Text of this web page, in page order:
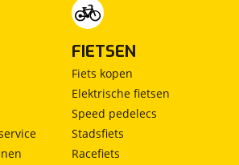
FIETSEN
Fiets kopen
Elektrische fietsen
Speed pedelecs
Stadsfiets
Racefiets